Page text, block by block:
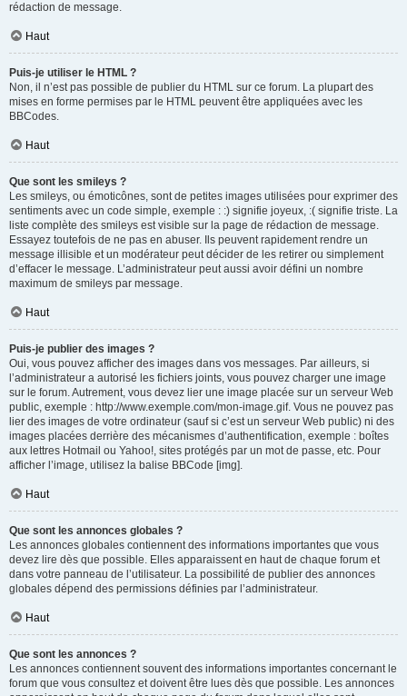
rédaction de message.
Haut
Puis-je utiliser le HTML ?
Non, il n’est pas possible de publier du HTML sur ce forum. La plupart des
mises en forme permises par le HTML peuvent être appliquées avec les
BBCodes.
Haut
Que sont les smileys ?
Les smileys, ou émoticônes, sont de petites images utilisées pour exprimer des
sentiments avec un code simple, exemple : :) signifie joyeux, :( signifie triste. La
liste complète des smileys est visible sur la page de rédaction de message.
Essayez toutefois de ne pas en abuser. Ils peuvent rapidement rendre un
message illisible et un modérateur peut décider de les retirer ou simplement
d’effacer le message. L’administrateur peut aussi avoir défini un nombre
maximum de smileys par message.
Haut
Puis-je publier des images ?
Oui, vous pouvez afficher des images dans vos messages. Par ailleurs, si
l’administrateur a autorisé les fichiers joints, vous pouvez charger une image
sur le forum. Autrement, vous devez lier une image placée sur un serveur Web
public, exemple : http://www.exemple.com/mon-image.gif. Vous ne pouvez pas
lier des images de votre ordinateur (sauf si c’est un serveur Web public) ni des
images placées derrière des mécanismes d’authentification, exemple : boîtes
aux lettres Hotmail ou Yahoo!, sites protégés par un mot de passe, etc. Pour
afficher l’image, utilisez la balise BBCode [img].
Haut
Que sont les annonces globales ?
Les annonces globales contiennent des informations importantes que vous
devez lire dès que possible. Elles apparaissent en haut de chaque forum et
dans votre panneau de l’utilisateur. La possibilité de publier des annonces
globales dépend des permissions définies par l’administrateur.
Haut
Que sont les annonces ?
Les annonces contiennent souvent des informations importantes concernant le
forum que vous consultez et doivent être lues dès que possible. Les annonces